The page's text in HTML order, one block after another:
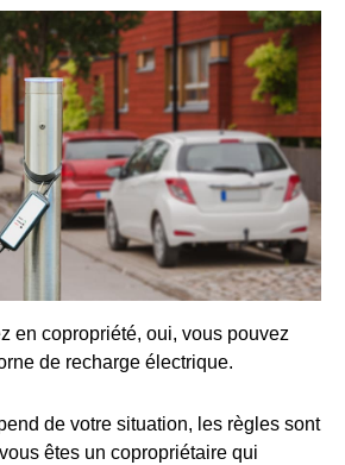
en copropriété, oui, vous pouvez
de recharge électrique.
de votre situation, les règles sont
êtes un copropriétaire qui